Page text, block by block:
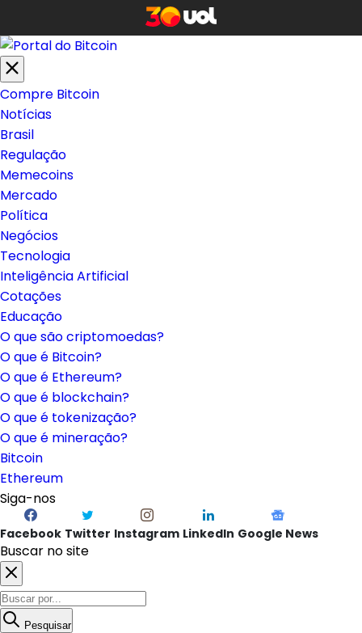
Compre Bitcoin
Notícias
Brasil
Regulação
Memecoins
Mercado
Política
Negócios
Tecnologia
Inteligência Artificial
Cotações
Educação
O que são criptomoedas?
O que é Bitcoin?
O que é Ethereum?
O que é blockchain?
O que é tokenização?
O que é mineração?
Bitcoin
Ethereum
Siga-nos
Facebook Twitter Instagram LinkedIn Google News
Buscar no site
Pesquisar